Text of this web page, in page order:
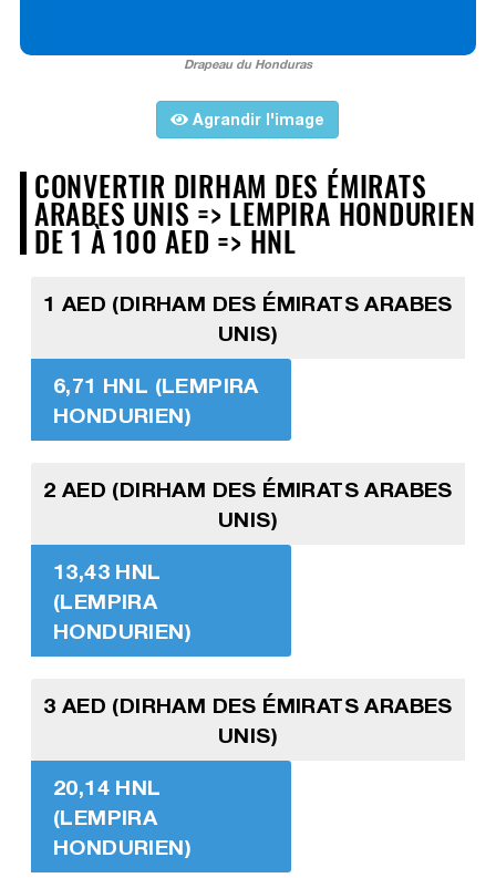
Drapeau du Honduras
Agrandir l'image
CONVERTIR DIRHAM DES ÉMIRATS
ARABES UNIS => LEMPIRA HONDURIEN
DE 1 À 100 AED => HNL
1 AED (DIRHAM DES ÉMIRATS ARABES
UNIS)
6,71 HNL (LEMPIRA
HONDURIEN)
2 AED (DIRHAM DES ÉMIRATS ARABES
UNIS)
13,43 HNL
(LEMPIRA
HONDURIEN)
3 AED (DIRHAM DES ÉMIRATS ARABES
UNIS)
20,14 HNL
(LEMPIRA
HONDURIEN)